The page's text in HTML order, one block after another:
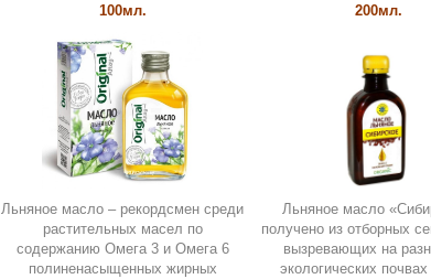
100мл.
Льняное масло – рекордсмен среди
растительных масел по
содержанию Омега 3 и Омега 6
полиненасыщенных жирных
200мл.
Льняное масло
получено из отборных
вызревающих на
экологических